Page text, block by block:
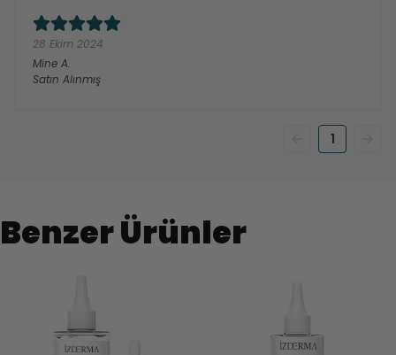
28 Ekim 2024
Mine A.
Satın Alınmış
1
Benzer Ürünler